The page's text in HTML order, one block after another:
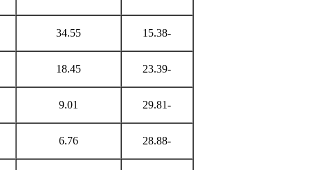
-15.38
34.55
-23.39
18.45
-29.81
9.01
-28.88
6.76